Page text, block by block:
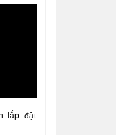
lắp đặt